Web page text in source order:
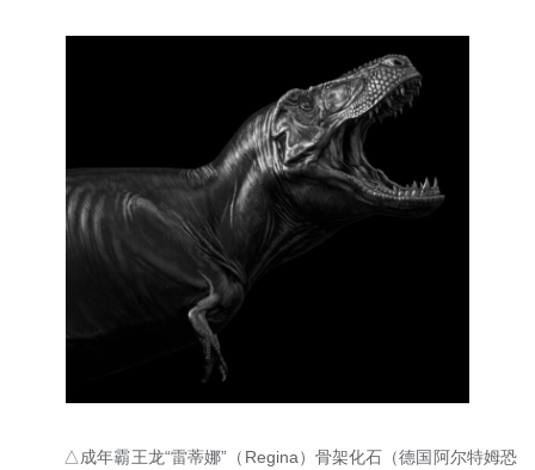
△成年霸王龙“雷蒂娜”（Regina）骨架化石（德国阿尔特姆恐